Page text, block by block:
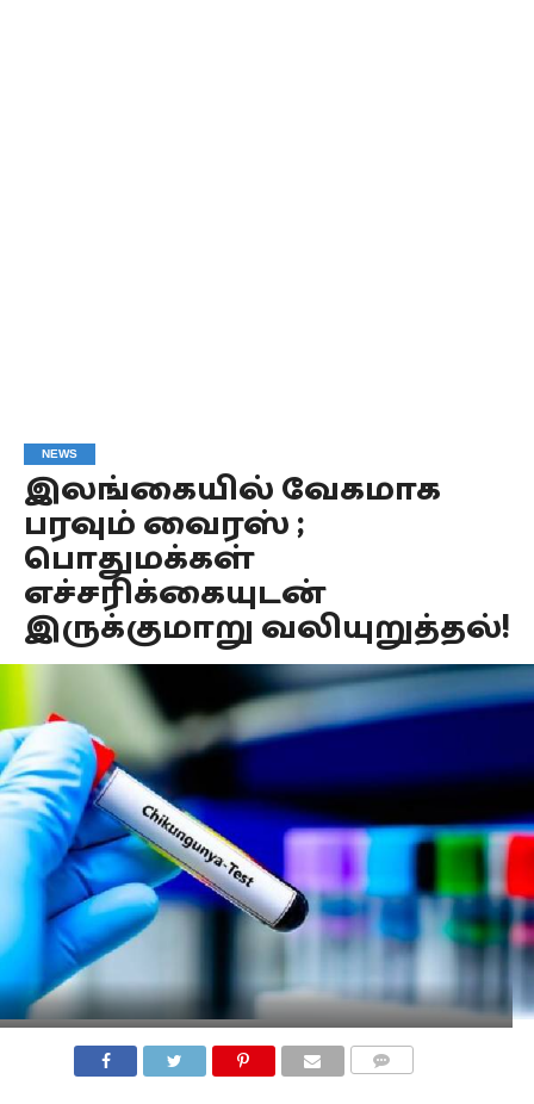
NEWS
இலங்கையில் வேகமாக
பரவும் வைரஸ் ;
பொதுமக்கள்
எச்சரிக்கையுடன்
இருக்குமாறு வலியுறுத்தல்!